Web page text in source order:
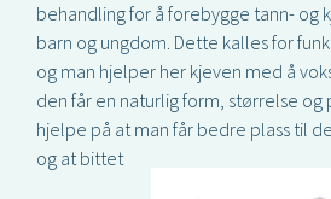
behandling for å forebygge tann- og
barn og ungdom. Dette kalles for
og man hjelper her kjeven med å
den får en naturlig form, størrelse og
hjelpe på at man får bedre plass til
og at bittet